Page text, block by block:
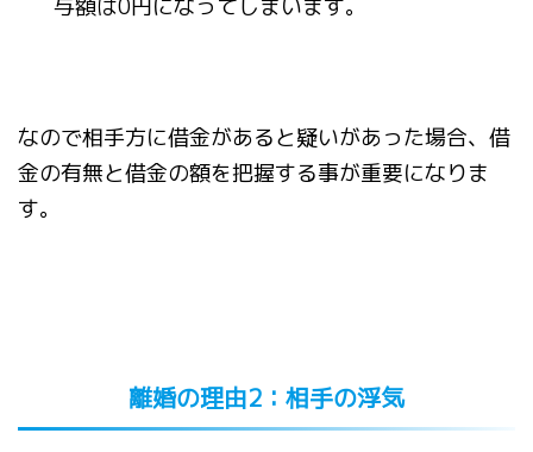
与額は0円になってしまいます。
なので相手方に借金があると疑いがあった場合、借
金の有無と借金の額を把握する事が重要になりま
す。
離婚の理由2 ：相手の浮気